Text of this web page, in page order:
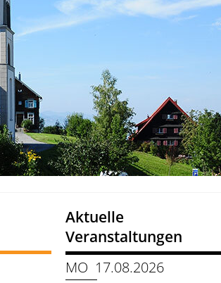
Aktuelle
Veranstaltungen
MO 17.08.2026